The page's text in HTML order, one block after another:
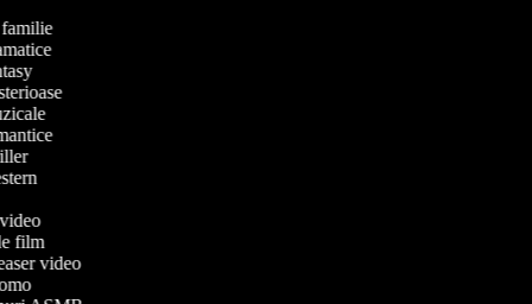
familie
film
video